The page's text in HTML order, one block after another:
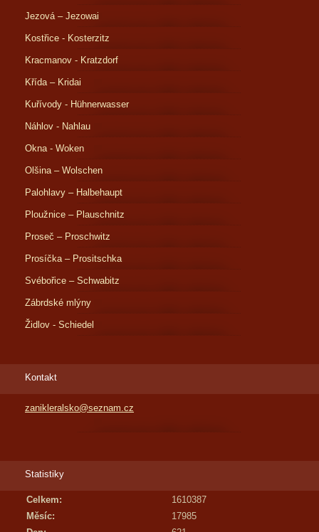
Jezová – Jezowai
Kostřice - Kosterzitz
Kracmanov - Kratzdorf
Křída – Kridai
Kuřívody - Hühnerwasser
Náhlov - Nahlau
Okna - Woken
Olšina – Wolschen
Palohlavy – Halbehaupt
Ploužnice – Plauschnitz
Proseč – Proschwitz
Prosíčka – Prositschka
Svébořice – Schwabitz
Zábrdské mlýny
Židlov - Schiedel
Kontakt
zanikleralsko@seznam.cz
Statistiky
Celkem:
1610387
Měsíc:
17985